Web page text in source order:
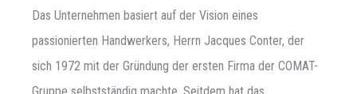
Das Unternehmen basiert auf der Vision eines
passionierten Handwerkers, Herrn Jacques Conter, der
sich 1972 mit der Gründung der ersten Firma der COMAT-